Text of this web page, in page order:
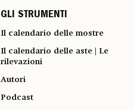
GLI STRUMENTI
Il calendario delle mostre
Il calendario delle aste | Le
rilevazioni
Autori
Podcast